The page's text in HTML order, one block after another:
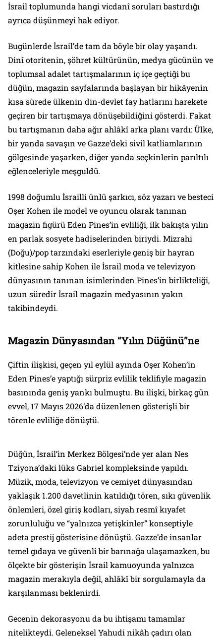
İsrail toplumunda hangi vicdanî soruları bastırdığı
ayrıca düşünmeyi hak ediyor.
Bugünlerde İsrail’de tam da böyle bir olay yaşandı.
Dinî otoritenin, şöhret kültürünün, medya gücünün ve
toplumsal adalet tartışmalarının iç içe geçtiği bu
düğün, magazin sayfalarında başlayan bir hikâyenin
kısa sürede ülkenin din-devlet fay hatlarını harekete
geçiren bir tartışmaya dönüşebildiğini gösterdi. Fakat
bu tartışmanın daha ağır ahlâkî arka planı vardı: Ülke,
bir yanda savaşın ve Gazze’deki sivil katliamlarının
gölgesinde yaşarken, diğer yanda seçkinlerin parıltılı
eğlenceleriyle meşguldü.
1998 doğumlu İsrailli ünlü şarkıcı, söz yazarı ve besteci
Oşer Kohen ile model ve oyuncu olarak tanınan
magazin figürü Eden Pines’in evliliği, ilk bakışta yılın
en parlak sosyete hadiselerinden biriydi. Mizrahi
(Doğu)/pop tarzındaki eserleriyle geniş bir hayran
kitlesine sahip Kohen ile İsrail moda ve televizyon
dünyasının tanınan isimlerinden Pines’in birlikteliği,
uzun süredir İsrail magazin medyasının yakın
takibindeydi.
Magazin Dünyasından “Yılın Düğünü”ne
Çiftin ilişkisi, geçen yıl eylül ayında Oşer Kohen’in
Eden Pines’e yaptığı sürpriz evlilik teklifiyle magazin
basınında geniş yankı bulmuştu. Bu ilişki, birkaç gün
evvel, 17 Mayıs 2026’da düzenlenen gösterişli bir
törenle evliliğe dönüştü.
Düğün, İsrail’in Merkez Bölgesi’nde yer alan Nes
Tziyona’daki lüks Gabriel kompleksinde yapıldı.
Müzik, moda, televizyon ve cemiyet dünyasından
yaklaşık 1.200 davetlinin katıldığı tören, sıkı güvenlik
önlemleri, özel giriş kodları, siyah resmî kıyafet
zorunluluğu ve “yalnızca yetişkinler” konseptiyle
adeta prestij gösterisine dönüştü. Gazze’de insanlar
temel gıdaya ve güvenli bir barınağa ulaşamazken, bu
ölçekte bir gösterişin İsrail kamuoyunda yalnızca
magazin merakıyla değil, ahlâkî bir sorgulamayla da
karşılanması beklenirdi.
Gecenin dekorasyonu da bu ihtişamı tamamlar
nitelikteydi. Geleneksel Yahudi nikâh çadırı olan